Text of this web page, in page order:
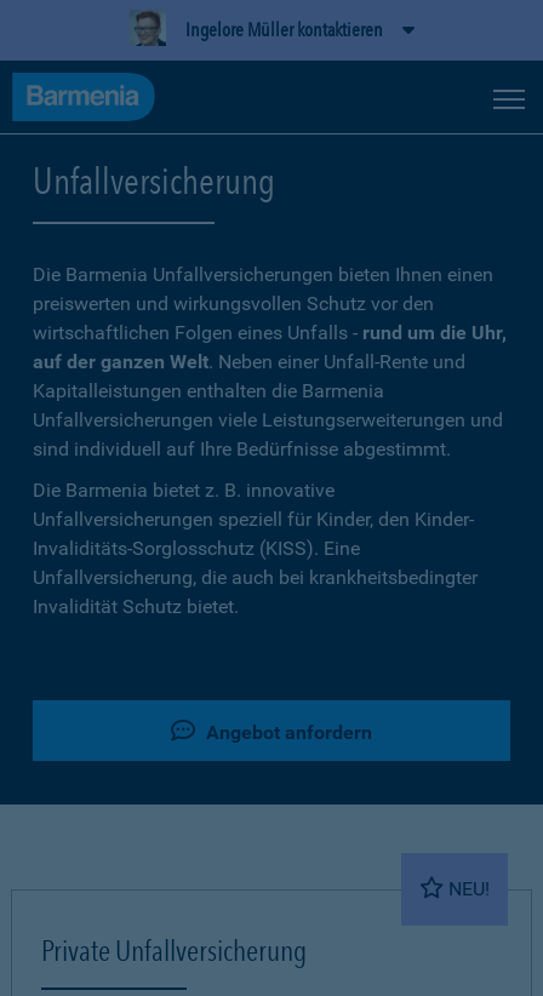
Ingelore Müller kontaktieren
Unfallversicherung
Die Barmenia Unfallversicherungen bieten Ihnen einen
preiswerten und wirkungsvollen Schutz vor den
wirtschaftlichen Folgen eines Unfalls - rund um die Uhr,
auf der ganzen Welt. Neben einer Unfall-Rente und
Kapitalleistungen enthalten die Barmenia
Unfallversicherungen viele Leistungserweiterungen und
sind individuell auf Ihre Bedürfnisse abgestimmt.
Die Barmenia bietet z. B. innovative
Unfallversicherungen speziell für Kinder, den Kinder-
Invaliditäts-Sorglosschutz (KISS). Eine
Unfallversicherung, die auch bei krankheitsbedingter
Invalidität Schutz bietet.
Angebot anfordern
NEU!
Private Unfallversicherung